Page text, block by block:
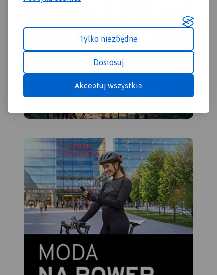
Tylko niezbędne
Dostosuj
Akceptuj wszystkie